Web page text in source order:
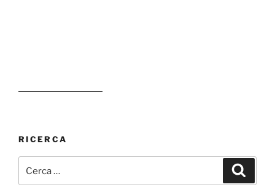
RICERCA